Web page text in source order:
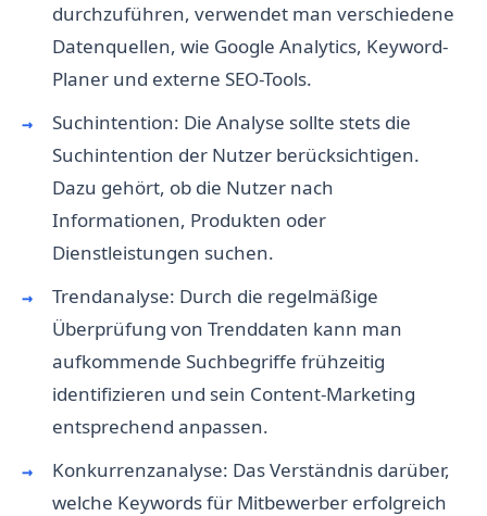
durchzuführen, verwendet man verschiedene
Datenquellen, wie Google Analytics, Keyword-
Planer und externe SEO-Tools.
Suchintention: Die Analyse sollte stets die
Suchintention der Nutzer berücksichtigen.
Dazu gehört, ob die Nutzer nach
Informationen, Produkten oder
Dienstleistungen suchen.
Trendanalyse: Durch die regelmäßige
Überprüfung von Trenddaten kann man
aufkommende Suchbegriffe frühzeitig
identifizieren und sein Content-Marketing
entsprechend anpassen.
Konkurrenzanalyse: Das Verständnis darüber,
welche Keywords für Mitbewerber erfolgreich